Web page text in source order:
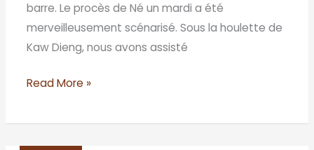
barre. Le procès de Né un mardi a été
merveilleusement scénarisé. Sous la houlette de
Kaw Dieng, nous avons assisté
Read More »